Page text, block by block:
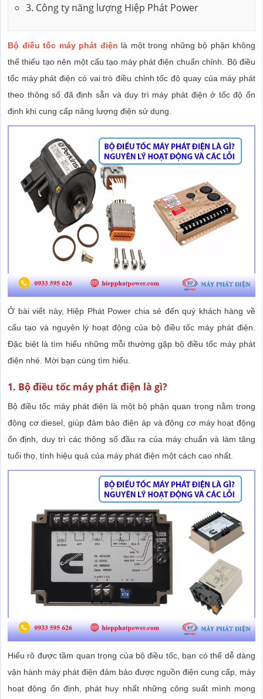
3. Công ty năng lượng Hiệp Phát Power
Bộ điều tốc máy phát điện là một trong những bộ phận không
thể thiếu tạo nên một cấu tạo máy phát điện chuẩn chỉnh. Bộ điều
tốc máy phát điện có vai trò điều chỉnh tốc độ quay của máy phát
theo thông số đã định sẵn và duy trì máy phát điện ở tốc độ ổn
định khi cung cấp năng lượng điện sử dụng.
Ở bài viết này, Hiệp Phát Power chia sẻ đến quý khách hàng về
cấu tạo và nguyên lý hoạt động của bộ điều tốc máy phát điện.
Đặc biệt là tìm hiểu những mỗi thường gặp bộ điều tốc máy phát
điện nhé. Mời bạn cùng tìm hiểu.
1. Bộ điều tốc máy phát điện là gì?
Bộ điều tốc máy phát điện là một bộ phận quan trọng nằm trong
động cơ diesel, giúp đảm bảo điện áp và động cơ máy hoạt động
ổn định, duy trì các thông số đầu ra của máy chuẩn và làm tăng
tuổi thọ, tính hiệu quả của máy phát điện một cách cao nhất.
Hiểu rõ được tầm quan trọng của bộ điều tốc, bạn có thể dễ dàng
vận hành máy phát điện đảm bảo được nguồn điện cung cấp, máy
hoạt động ổn định, phát huy nhất những công suất mình mong